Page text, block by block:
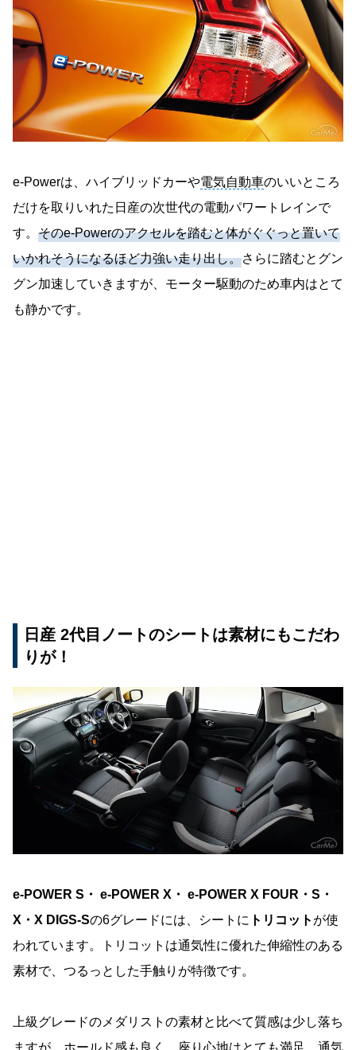
e-Powerは、ハイブリッドカーや電気自動車のいいところ
だけを取りいれた日産の次世代の電動パワートレインで
す。 そのe-Powerのアクセルを踏むと体がぐぐっと置いて
いかれそうになるほど力強い走り出し。さらに踏むとグン
グン加速していきますが、モーター駆動のため車内はとて
も静かです。
日産 2代目ノートのシートは素材にもこだわ
りが！
e-POWER S・ e-POWER X・ e-POWER X FOUR・S・
X・X DIGS-Sの6グレードには、シートに トリコット が使
われています。トリコットは通気性に優れた伸縮性のある
素材で、つるっとした手触りが特徴です。
上級グレードのメダリストの素材と比べて質感は少し落ち